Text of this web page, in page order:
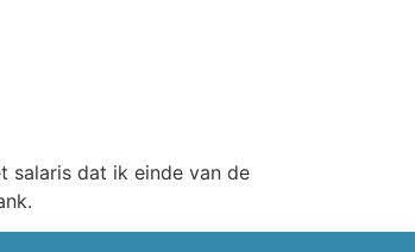
salaris dat ik einde van de